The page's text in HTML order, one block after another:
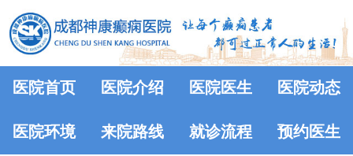
医院首页 医院介绍 医院医生 医院动态
医院环境 来院路线 就诊流程 预约医生